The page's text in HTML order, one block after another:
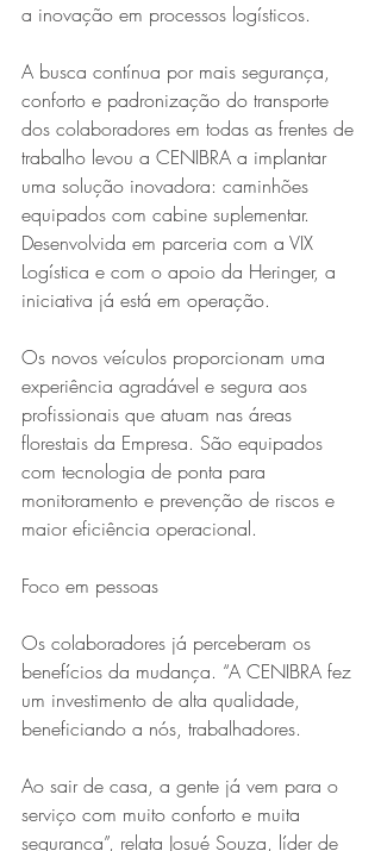
Série MPB abre temporada de
shows em Ipatinga com Flávio
Venturini
a inovação em processos logísticos.
A busca contínua por mais segurança,
conforto e padronização do transporte
dos colaboradores em todas as frentes de
trabalho levou a CENIBRA a implantar
uma solução inovadora: caminhões
equipados com cabine suplementar.
Desenvolvida em parceria com a VIX
Logística e com o apoio da Heringer, a
iniciativa já está em operação.
Os novos veículos proporcionam uma
experiência agradável e segura aos
profissionais que atuam nas áreas
florestais da Empresa. São equipados
com tecnologia de ponta para
monitoramento e prevenção de riscos e
maior eficiência operacional.
Foco em pessoas
Os colaboradores já perceberam os
benefícios da mudança. “A CENIBRA fez
um investimento de alta qualidade,
beneficiando a nós, trabalhadores.
Ao sair de casa, a gente já vem para o
serviço com muito conforto e muita
segurança”, relata Josué Souza, líder de